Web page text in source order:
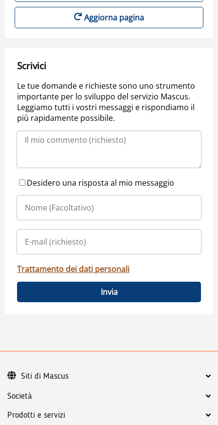
Aggiorna pagina
Scrivici
Le tue domande e richieste sono uno strumento
importante per lo sviluppo del servizio Mascus.
Leggiamo tutti i vostri messaggi e rispondiamo il
più rapidamente possibile.
Desidero una risposta al mio messaggio
Trattamento dei dati personali
Invia
Società
Prodotti e servizi
Siti di Mascus